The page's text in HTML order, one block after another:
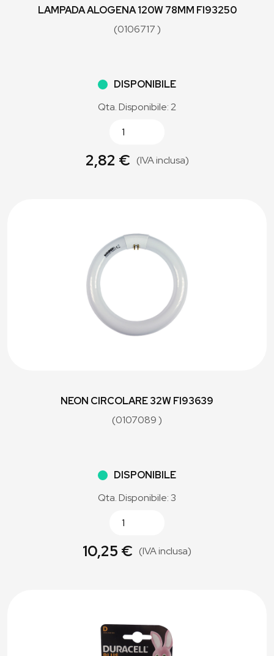
LAMPADA ALOGENA 120W 78MM FI93250
(0106717 )
DISPONIBILE
Qta. Disponibile: 2
2,82 € (IVA inclusa)
NEON CIRCOLARE 32W FI93639
(0107089 )
DISPONIBILE
Qta. Disponibile: 3
10,25 € (IVA inclusa)